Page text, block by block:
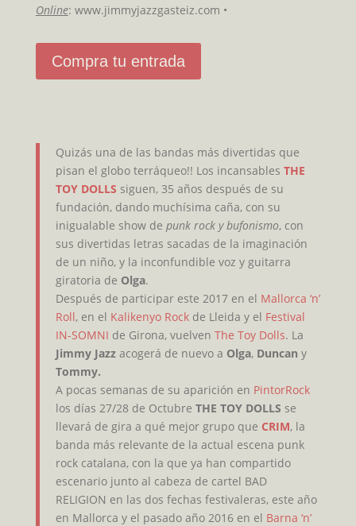
Online: www.jimmyjazzgasteiz.com •
Compra tu entrada
Quizás una de las bandas más divertidas que
pisan el globo terráqueo!! Los incansables THE
TOY DOLLS siguen, 35 años después de su
fundación, dando muchísima caña, con su
inigualable show de punk rock y bufonismo, con
sus divertidas letras sacadas de la imaginación
de un niño, y la inconfundible voz y guitarra
giratoria de Olga.
Después de participar este 2017 en el Mallorca ‘n’
Roll, en el Kalikenyo Rockde Lleida y el Festival
IN-SOMNI de Girona, vuelven The Toy Dolls. La
Jimmy Jazzacogerá de nuevo a Olga, Duncan y
Tommy.
A pocas semanas de su aparición en PintorRock
los días 27/28 de Octubre THE TOY DOLLS se
llevará de gira a qué mejor grupo que CRIM, la
banda más relevante de la actual escena punk
rockcatalana, con la que ya han compartido
escenario junto al cabeza de cartel BAD
RELIGION en las dos fechas festivaleras, este año
en Mallorca y el pasado año 2016 en el Barna ‘n’